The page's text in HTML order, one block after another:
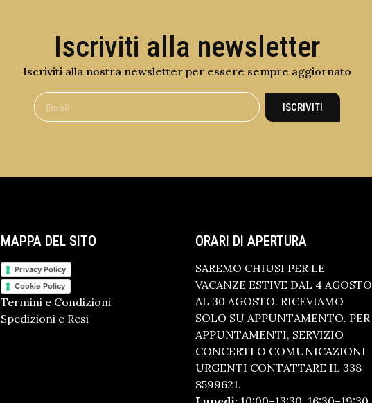
Iscriviti alla newsletter
Iscriviti alla nostra newsletter per essere sempre aggiornato
ISCRIVITI
MAPPA DEL SITO
Privacy Policy
Cookie Policy
Termini e Condizioni
Spedizioni e Resi
ORARI DI APERTURA
SAREMO CHIUSI PER LE
VACANZE ESTIVE DAL 4 AGOSTO
AL 30 AGOSTO. RICEVIAMO
SOLO SU APPUNTAMENTO. PER
APPUNTAMENTI, SERVIZIO
CONCERTI O COMUNICAZIONI
URGENTI CONTATTARE IL 338
8599621.